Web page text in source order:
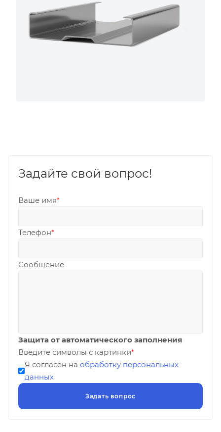
Задайте свой вопрос!
Ваше имя*
Телефон*
Сообщение
Защита от автоматического заполнения
Введите символы с картинки*
Я согласен на обработку персональных
данных